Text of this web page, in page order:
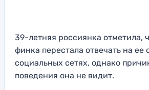
39-летняя россиянка отметила,
финка перестала отвечать на ее
социальных сетях, однако
поведения она не видит.